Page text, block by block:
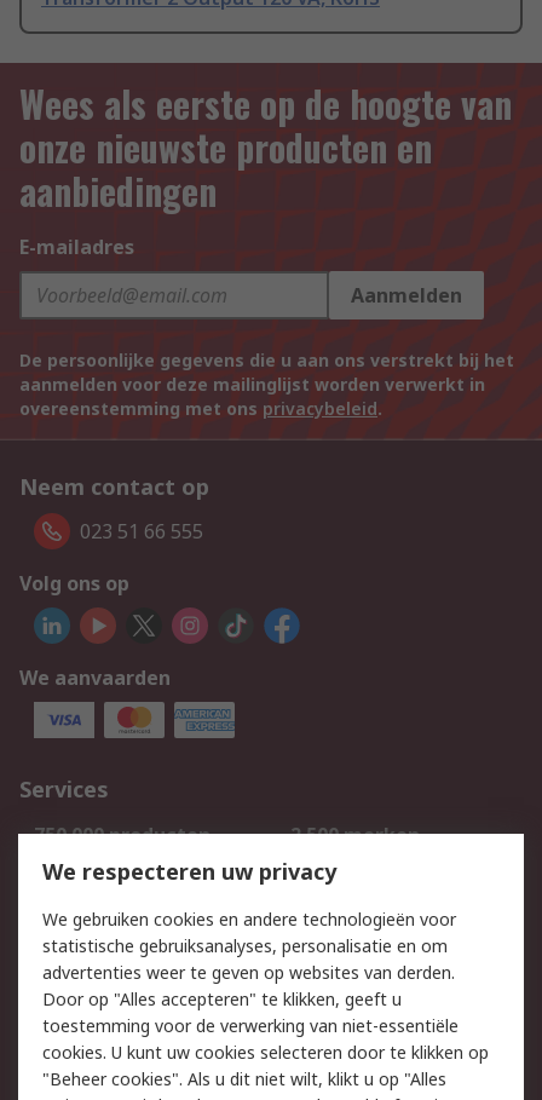
Wees als eerste op de hoogte van
onze nieuwste producten en
aanbiedingen
E-mailadres
Aanmelden
De persoonlijke gegevens die u aan ons verstrekt bij het
aanmelden voor deze mailinglijst worden verwerkt in
overeenstemming met ons privacybeleid.
Neem contact op
023 51 66 555
Volg ons op
We aanvaarden
Services
750.000 producten
2.500 merken
Bestellen
Inkoopoplossingen
Track & Trace
Wettelijk
Cookiebeleid
Email veiligheid
Privacybeleid
Websitevoorwaarden
We respecteren uw privacy
We gebruiken cookies en andere technologieën voor
statistische gebruiksanalyses, personalisatie en om
advertenties weer te geven op websites van derden.
Door op "Alles accepteren" te klikken, geeft u
toestemming voor de verwerking van niet-essentiële
cookies. U kunt uw cookies selecteren door te klikken op
"Beheer cookies". Als u dit niet wilt, klikt u op "Alles